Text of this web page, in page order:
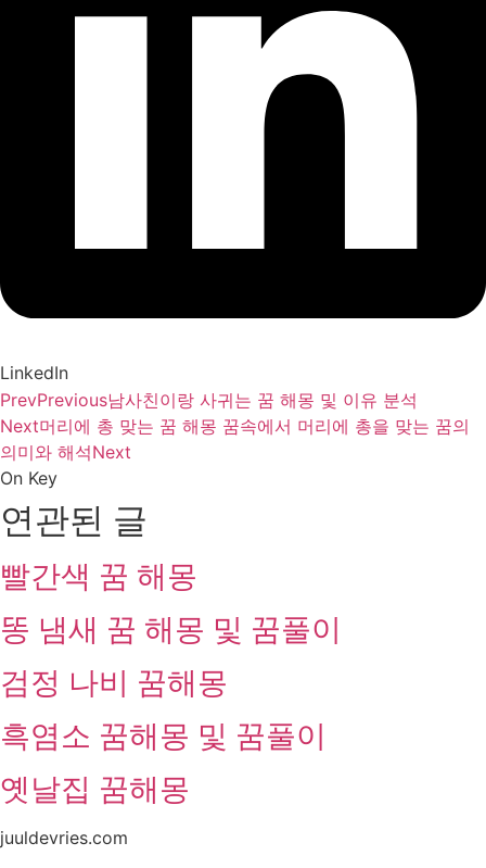
LinkedIn
PrevPrevious남사친이랑 사귀는 꿈 해몽 및 이유 분석
Next머리에 총 맞는 꿈 해몽 꿈속에서 머리에 총을 맞는 꿈의
의미와 해석Next
On Key
연관된 글
빨간색 꿈 해몽
똥 냄새 꿈 해몽 및 꿈풀이
검정 나비 꿈해몽
흑염소 꿈해몽 및 꿈풀이
옛날집 꿈해몽
juuldevries.com